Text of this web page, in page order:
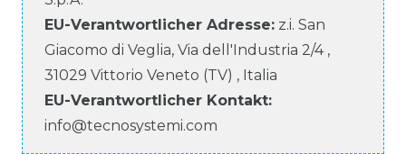
EU-Verantwortlicher Adresse: z.i. San
Giacomo di Veglia, Via dell'Industria 2/4,
31029 Vittorio Veneto (TV) , Italia
EU-Verantwortlicher Kontakt:
info@tecnosystemi.com